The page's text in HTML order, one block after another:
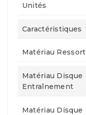
Unités
Caractéristiques
Matériau Ressort
Matériau Disque
Entraînement
Matériau Disque